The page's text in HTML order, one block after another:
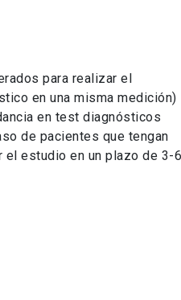
para realizar el
en una misma medición)
en test diagnósticos
de pacientes que tengan
estudio en un plazo de 3-6